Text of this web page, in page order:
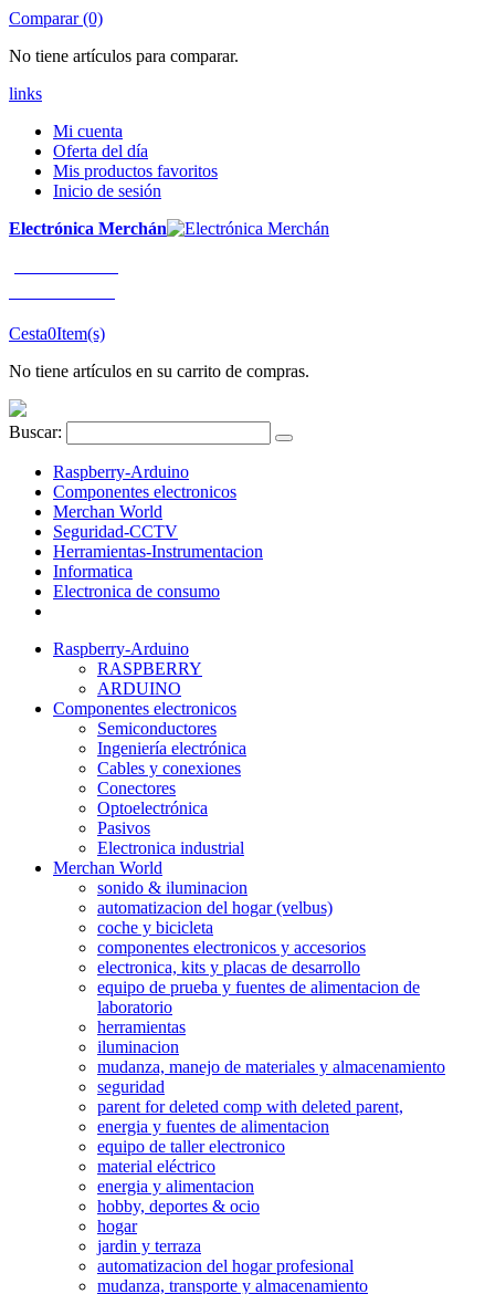
Comparar (0)
No tiene artículos para comparar.
links
Mi cuenta
Oferta del día
Mis productos favoritos
Inicio de sesión
Electrónica Merchán
Cesta0Item(s)
No tiene artículos en su carrito de compras.
Buscar:
Raspberry-Arduino
Componentes electronicos
Merchan World
Seguridad-CCTV
Herramientas-Instrumentacion
Informatica
Electronica de consumo
Raspberry-Arduino
RASPBERRY
ARDUINO
Componentes electronicos
Semiconductores
Ingeniería electrónica
Cables y conexiones
Conectores
Optoelectrónica
Pasivos
Electronica industrial
Merchan World
sonido & iluminacion
automatizacion del hogar (velbus)
coche y bicicleta
componentes electronicos y accesorios
electronica, kits y placas de desarrollo
equipo de prueba y fuentes de alimentacion de
laboratorio
herramientas
iluminacion
mudanza, manejo de materiales y almacenamiento
seguridad
parent for deleted comp with deleted parent,
energia y fuentes de alimentacion
equipo de taller electronico
material eléctrico
energia y alimentacion
hobby, deportes & ocio
hogar
jardin y terraza
automatizacion del hogar profesional
mudanza, transporte y almacenamiento